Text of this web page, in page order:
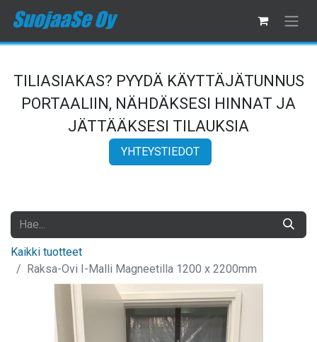
TILIASIAKAS? PYYDÄ KÄYTTÄJÄTUNNUS
PORTAALIIN, NÄHDÄKSESI HINNAT JA
JÄTTÄÄKSESI TILAUKSIA
YHTEYSTIEDOT
Kaikki tuotteet
Raksa-Ovi I-Malli Magneetilla 1200 x 2200mm